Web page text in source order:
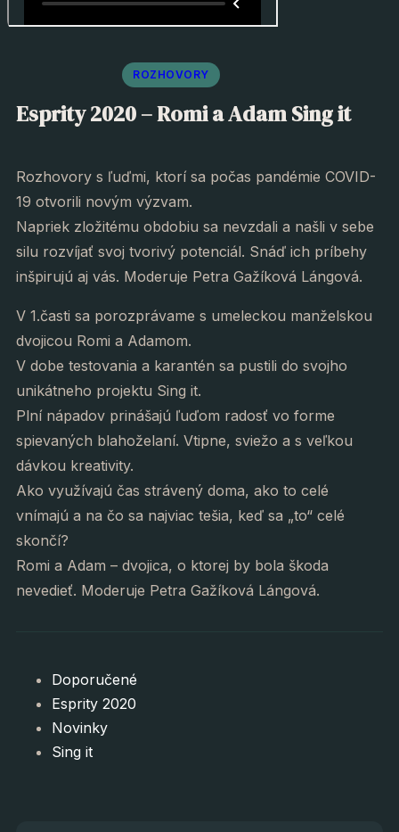
ROZHOVORY
Esprity 2020 – Romi a Adam Sing it
Rozhovory s ľuďmi, ktorí sa počas pandémie COVID-
19 otvorili novým výzvam.
Napriek zložitému obdobiu sa nevzdali a našli v sebe
silu rozvíjať svoj tvorivý potenciál. Snáď ich príbehy
inšpirujú aj vás. Moderuje Petra Gažíková Lángová.
V 1.časti sa porozprávame s umeleckou manželskou
dvojicou Romi a Adamom.
V dobe testovania a karantén sa pustili do svojho
unikátneho projektu Sing it.
Plní nápadov prinášajú ľuďom radosť vo forme
spievaných blahoželaní. Vtipne, sviežo a s veľkou
dávkou kreativity.
Ako využívajú čas strávený doma, ako to celé
vnímajú a na čo sa najviac tešia, keď sa „to“ celé
skončí?
Romi a Adam – dvojica, o ktorej by bola škoda
nevedieť. Moderuje Petra Gažíková Lángová.
Doporučené
Esprity 2020
Novinky
Sing it